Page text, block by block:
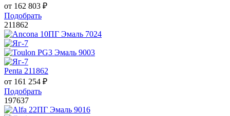
от 162 803 ₽
Подобрать
211862
Penta 211862
от 161 254 ₽
Подобрать
197637